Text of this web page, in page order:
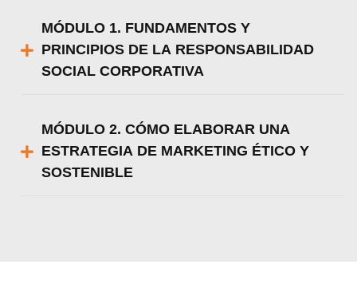
MÓDULO 1. FUNDAMENTOS Y
PRINCIPIOS DE LA RESPONSABILIDAD
SOCIAL CORPORATIVA
MÓDULO 2. CÓMO ELABORAR UNA
ESTRATEGIA DE MARKETING ÉTICO Y
SOSTENIBLE